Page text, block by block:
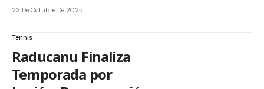
23 De Octubre De 2025
Tennis
Raducanu Finaliza
Temporada por